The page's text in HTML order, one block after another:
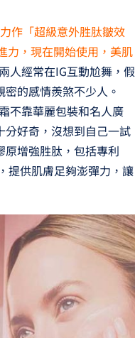
作「超級意外胜肽皺效
，現在開始使用，美肌
人經常在IG互動尬舞，假
的感情羨煞不少人。
不靠華麗包裝和名人廣
好奇，沒想到自己一試
增強胜肽，包括專利
提供肌膚足夠澎彈力，讓